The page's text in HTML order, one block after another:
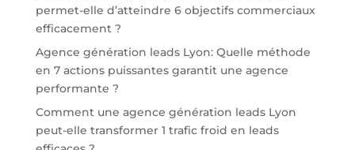
permet-elle d’atteindre 6 objectifs commerciaux
efficacement ?
Agence génération leads Lyon: Quelle méthode
en 7 actions puissantes garantit une agence
performante ?
Comment une agence génération leads Lyon
peut-elle transformer 1 trafic froid en leads